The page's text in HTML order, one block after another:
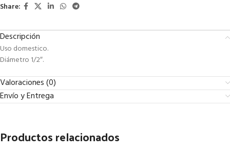
Share:
Descripción
Uso domestico.
Diámetro 1/2″.
Valoraciones (0)
Envío y Entrega
Productos relacionados